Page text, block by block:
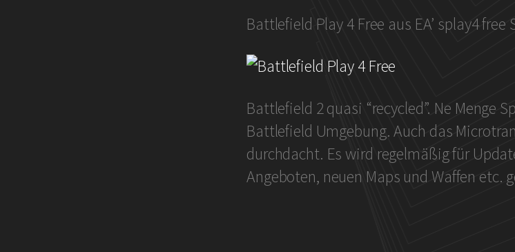
Battlefield Play 4 Free aus EA’ splay4 free
Battlefield 2 quasi “recycled”. Ne Menge
Battlefield Umgebung. Auch das
durchdacht. Es wird regelmäßig für
Angeboten, neuen Maps und Waffen etc.